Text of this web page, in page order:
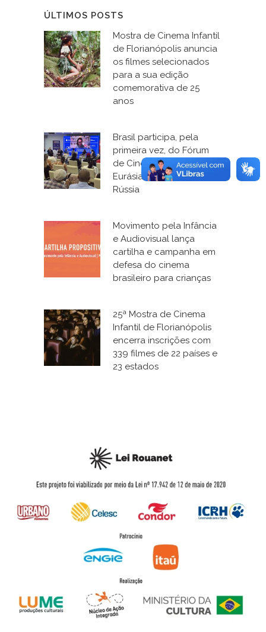
ÚLTIMOS POSTS
Mostra de Cinema Infantil
de Florianópolis anuncia
os filmes selecionados
para a sua edição
comemorativa de 25
anos
Brasil participa, pela
primeira vez, do Fórum
de Cinema e Educação, o
Eurásia Kinofest, na
Rússia
Movimento pela Infância
e Audiovisual lança
cartilha e campanha em
defesa do cinema
brasileiro para crianças
25ª Mostra de Cinema
Infantil de Florianópolis
encerra inscrições com
339 filmes de 22 países e
23 estados